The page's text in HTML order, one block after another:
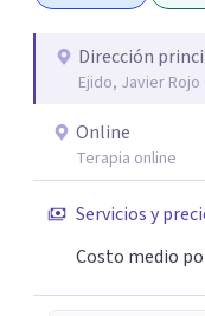
que el proceso
especialmente con
Si tú o algún
relacionado con
para agendar una
alguien, también
conversación no
Dirección
Ejido, Javier
Online
Terapia online
Servicios y
Costo medio